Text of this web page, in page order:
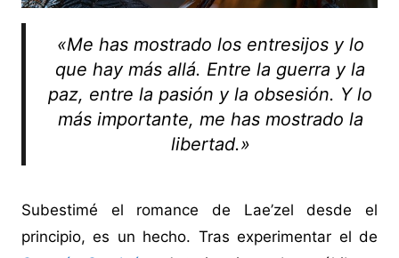
«Me has mostrado los entresijos y lo
que hay más allá. Entre la guerra y la
paz, entre la pasión y la obsesión. Y lo
más importante, me has mostrado la
libertad.»
Subestimé el romance de Lae’zel desde el
principio, es un hecho. Tras experimentar el de